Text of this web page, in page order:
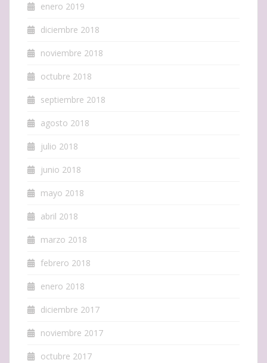
enero 2019
diciembre 2018
noviembre 2018
octubre 2018
septiembre 2018
agosto 2018
julio 2018
junio 2018
mayo 2018
abril 2018
marzo 2018
febrero 2018
enero 2018
diciembre 2017
noviembre 2017
octubre 2017